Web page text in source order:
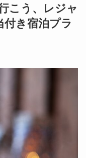
こう、レジャ
付き宿泊プラ